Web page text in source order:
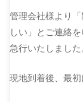
管理会社様より
しい」とご連絡
急行いたしました
現地到着後、最初